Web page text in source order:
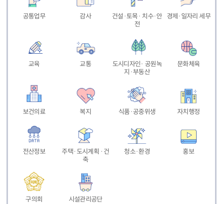
공통업무 감사
건설·토목· 치수·안
전
경제·일자리 세무
교육 교통
도시디자인· 공원녹
지·부동산
문화체육
보건의료 복지 식품·공중위생 자치행정
전산정보
주택·도시계획 ·건
축
청소·환경 홍보
구의회 시설관리공단